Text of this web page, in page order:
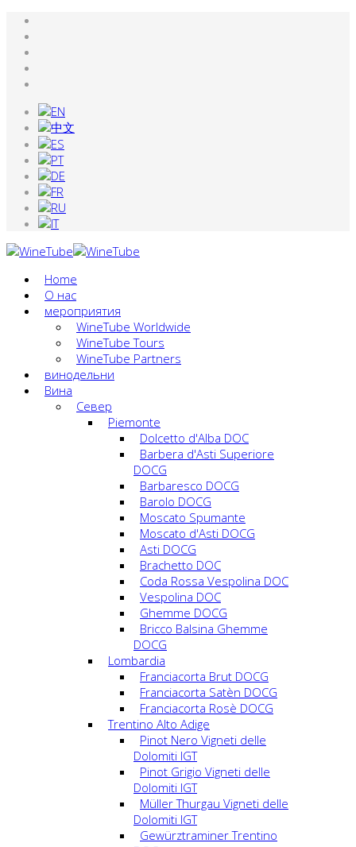
Home
О нас
мероприятия
WineTube Worldwide
WineTube Tours
WineTube Partners
винодельни
Вина
Cевер
Piemonte
Dolcetto d'Alba DOC
Barbera d'Asti Superiore
DOCG
Barbaresco DOCG
Barolo DOCG
Moscato Spumante
Moscato d'Asti DOCG
Asti DOCG
Brachetto DOC
Coda Rossa Vespolina DOC
Vespolina DOC
Ghemme DOCG
Bricco Balsina Ghemme
DOCG
Lombardia
Franciacorta Brut DOCG
Franciacorta Satèn DOCG
Franciacorta Rosè DOCG
Trentino Alto Adige
Pinot Nero Vigneti delle
Dolomiti IGT
Pinot Grigio Vigneti delle
Dolomiti IGT
Müller Thurgau Vigneti delle
Dolomiti IGT
Gewürztraminer Trentino